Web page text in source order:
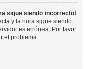
sigue siendo incorrecto!
y la hora sigue siendo
es errónea. Por favor
el problema.